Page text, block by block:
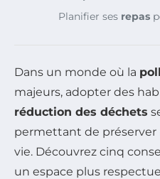
Planifier ses repas
Dans un monde où la
majeurs, adopter des
réduction des déchets
permettant de
vie. Découvrez cinq
un espace plus